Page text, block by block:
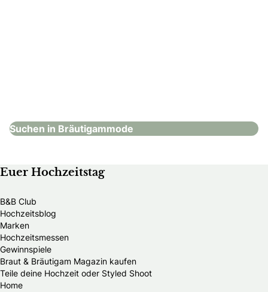
Suchen in Bräutigammode
Euer Hochzeitstag
B&B Club
Hochzeitsblog
Marken
Hochzeitsmessen
Gewinnspiele
Braut & Bräutigam Magazin kaufen
Teile deine Hochzeit oder Styled Shoot
Home